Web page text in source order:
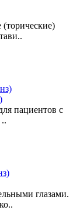
пациентов с
глазами.